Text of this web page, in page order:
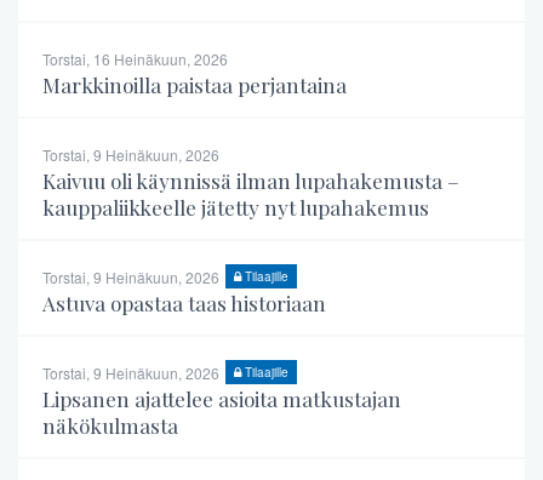
Torstai, 16 Heinäkuun, 2026
Markkinoilla paistaa perjantaina
Torstai, 9 Heinäkuun, 2026
Kaivuu oli käynnissä ilman lupahakemusta –
kauppaliikkeelle jätetty nyt lupahakemus
Torstai, 9 Heinäkuun, 2026 Tilaajille
Astuva opastaa taas historiaan
Torstai, 9 Heinäkuun, 2026 Tilaajille
Lipsanen ajattelee asioita matkustajan
näkökulmasta